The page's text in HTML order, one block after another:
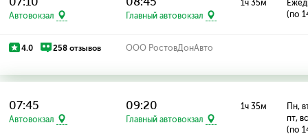
Автовокзал Главный автовокзал
1ч 35м
(по
4.0 258 отзывов ООО РостовДонАвто
07:45
Автовокзал
09:20
Главный автовокзал
1ч 35м
Пн,
пт,
(по